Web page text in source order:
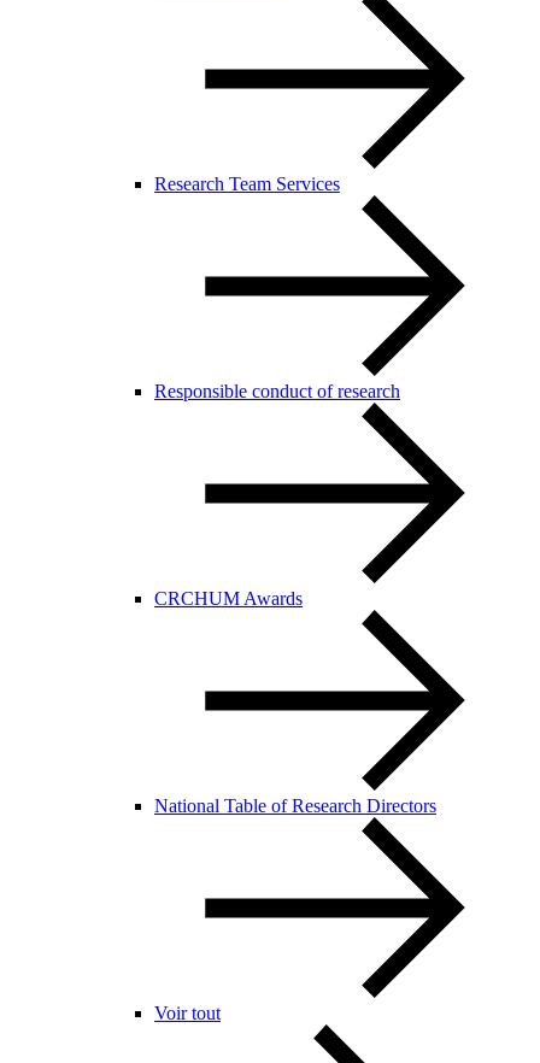
Research Team Services
Responsible conduct of research
CRCHUM Awards
National Table of Research Directors
Voir tout